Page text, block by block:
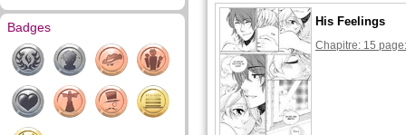
Badges His Feelings
Chapitre: 15